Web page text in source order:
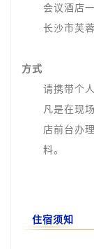
会议酒店
长沙市芙
方式
请携带个
凡是在现
店前台办
料。
住宿须知